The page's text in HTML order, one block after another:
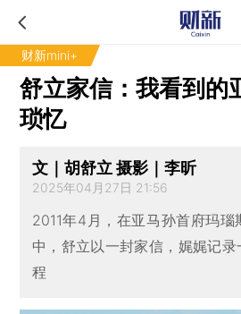
财新mini+
舒立家信：我看到的
琐忆
文｜胡舒立 摄影｜李昕
2025年04月27日 21:56
2011年4月，在亚马孙首府玛瑙
中，舒立以一封家信，娓娓记
程